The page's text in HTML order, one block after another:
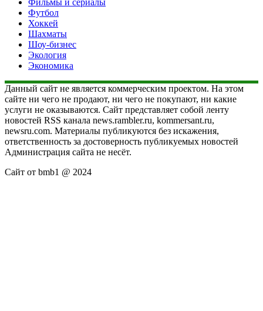
Футбол
Хоккей
Шахматы
Шоу-бизнес
Экология
Экономика
Данный сайт не является коммерческим проектом. На этом
сайте ни чего не продают, ни чего не покупают, ни какие
услуги не оказываются. Сайт представляет собой ленту
новостей RSS канала news.rambler.ru, kommersant.ru,
newsru.com. Материалы публикуются без искажения,
ответственность за достоверность публикуемых новостей
Администрация сайта не несёт.
Сайт от bmb1 @ 2024